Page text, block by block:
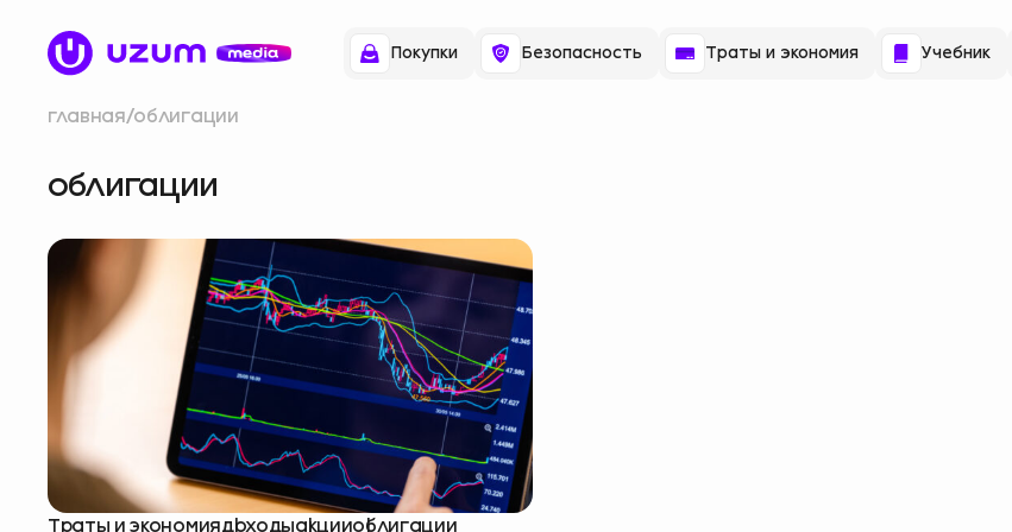
Покупки Безопасность Траты и экономия Учебник
главная облигации
облигации
Траты и экономиядоходыакцииоблигации